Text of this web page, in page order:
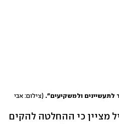
לתעשיינים ולמשקיעים". (צילום: אבי
מציין כי ההחלטה להקים